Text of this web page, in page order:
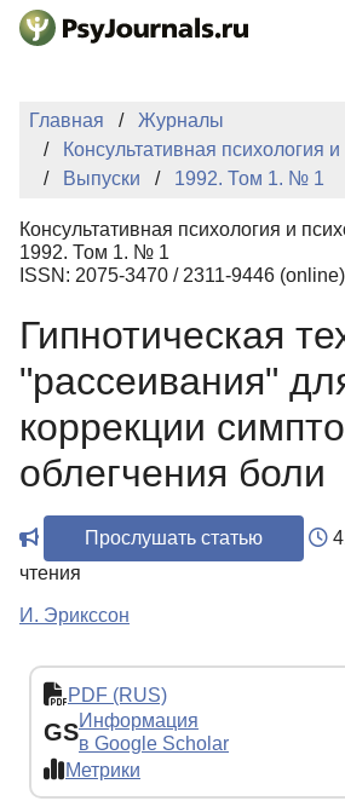
Перейти к основному содержанию
НОВОСТИ
АВТОРЫ
Регистрация
Главная
Журналы
Консультативная психология
Выпуски
1992. Том 1. № 1
Консультативная психология и
1992. Том 1. № 1
ISSN: 2075-3470 / 2311-9446 (online)
Гипнотическая
"рассеивания"
коррекции
облегчения боли
Прослушать статью
чтения
И. Эрикссон
PDF (RUS)
GSИнформация
в Google Scholar
Метрики